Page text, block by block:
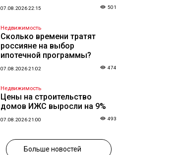
07.08.2026 22:15 501
Недвижимость
Сколько времени тратят
россияне на выбор
ипотечной программы?
07.08.2026 21:02 474
Недвижимость
Цены на строительство
домов ИЖС выросли на 9%
07.08.2026 21:00 493
Больше новостей